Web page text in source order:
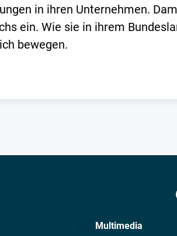
in ihren Unternehmen.
ein. Wie sie in ihrem
bewegen.
Multimedia